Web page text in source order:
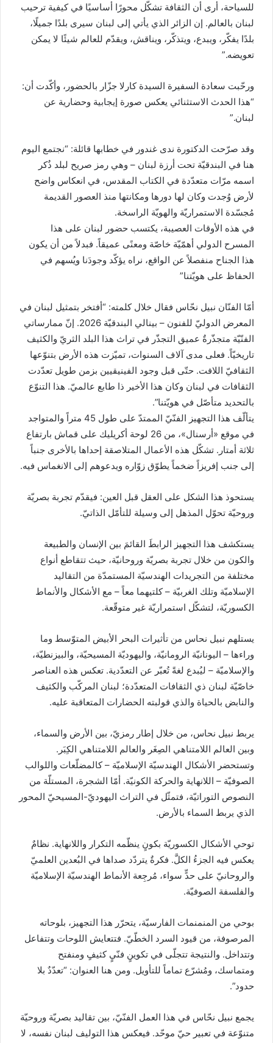
للسياحة، أرى أن الثقافة تشكّل محورًا أساسيًا في كيفية ترحيب
لبنان بالعالم. إن الزائر الذي يأتي إلى لبنان سيرى بلدًا جميلًا،
بلدًا يفكّر، ويبدع، ويتذكّر، ويناقش، ويقدّم للعالم شيئًا لا يمكن
تعويضه.”
ورحّبت سعادة السفيرة السيدة كارلا جزّار بالحضور، وأكّدت أن:
“هذا الحدث الاستثنائي يعكس صورة إيجابية وحضارية عن
لبنان.”
وقد صرّحت الدكتورة ندى غندور في خطابها قائلة: “نجتمع اليوم
هنا في البندقيّة تحت أرزة لبنان – وهي رمز صريح لبلد ذُكر
اسمه مرّات متعدّدة في الكتاب المقدس، في انعكاس واضح
لأرض وُجدت وكان لها دورها ومكانتها منذ العصور القديمة
مُجسّدة الاستمراريّة والهويّة الراسخة.
في هذه الأوقات العصيبة، يكتسب حضور لبنان على هذا
المسرح الدولي أهمّيّة خاصّة ومعنًى عميقاً. فبدلاً من أن يكون
هذا الجناح منفصلاً عن الواقع، نراه يؤكّد وجودَنا ويُسهم في
الحفاظ على هويّتنا”
أمّا الفنّان نبيل نحّاس فقال خلال كلمته: “أفتخر بتمثيل لبنان في
المعرض الدوليّ للفنون – بينالي البندقيّة 2026. إنّ ممارساتي
الفنّيّة متجذّرةٌ عميق التجذّر في تراث هذا البلد الثريّ والكثيف
تاريخيّاً. فعلى مدى آلاف السنوات، تميّزت هذه الأرض بتنوّعها
الثقافيّ اللافت. حتّى قبل وجود الفينيقيين بزمن طويل تعدّدت
الثقافات في لبنان وكان هذا الأخير ذا طابع عالميّ. هذا التنوّع
بالتحديد متأصّل في هويّتنا”.
يتألّف هذا التجهيز الفنّيّ الممتدّ على طول 45 متراً والمتواجد
في موقع «أرسنال»، من 26 لوحة أكريليك على قماش بارتفاع
ثلاثة أمتار. تشكّل هذه الأعمال المتلاصقة إحداها بالأخرى جنباً
إلى جنب إفريزاً ضخماً يطوّق زوّاره ويدعوهم إلى الانغماس فيه.
يستحوذ هذا الشكل على العقل قبل العين: فيقدّم تجربة بصريّة
وروحيّة تحوّل المذهل إلى وسيلة للتأمّل الذاتيّ.
يستكشف هذا التجهيز الرابطَ القائمَ بين الإنسان والطبيعة
والكون من خلال تجربة بصريّة وروحانيّة، حيث تتقاطع أنواع
مختلفة من التجريدات الهندسيّة المستمدّة من التقاليد
الإسلاميّة وتلك الغربيّة – كلتيهما معاً – مع الأشكال والأنماط
الكسوريّة، لتشكّل استمراريّة غير متوقّعة.
يستلهم نبيل نحاس من تأثيرات البحر الأبيض المتوّسط وما
وراءها – اليونانيّة الرومانيّة، واليهوديّة المسيحيّة، والبيزنطيّة،
والإسلاميّة – ليُبدع لغةً تُعبّر عن التعدّدية. تعكس هذه العناصر
خاصّيّة لبنان ذي الثقافات المتعدّدة؛ لبنان المركّب والكثيف
والنابض بالحياة والذي قولبته الحضارات المتعاقبة عليه.
يربط نبيل نحاس، من خلال إطار رمزيّ، بين الأرض والسماء،
وبين العالم اللامتناهي الصِغَر والعالم اللامتناهي الكِبَر.
وتستحضر الأشكال الهندسيّة الإسلاميّة – كالمضلّعات واللوالب
الصوفيّة – اللانهاية والحركة الكونيّة. أمّا الشجرة، المستلّة من
النصوص التوراتيّة، فتمثّل في التراث اليهوديّ-المسيحيّ المحور
الذي يربط السماء بالأرض.
توحي الأشكال الكسوريّة بكونٍ ينظّمه التكرار واللانهاية. نظامٌ
يعكس فيه الجزءُ الكلَّ. فكرةٌ يتردّد صداها في البُعدين العلميّ
والروحانيّ على حدٍّ سواء، مُرجِعة الأنماط الهندسيّة الإسلاميّة
والفلسفة الصوفيّة.
بوحي من المنمنمات الفارسيّة، يتحرّر هذا التجهيز، بلوحاته
المرصوفة، من قيود السرد الخطّيّ. فتتعايش اللوحات وتتفاعل
وتتداخل. والنتيجة تتجلّى في تكوينٍ فنّيٍ كثيفٍ ومنفتح
ومتماسك، ومُشرّع تماماً للتأويل. ومن هنا العنوان: “تعدّدٌ بلا
حدود”.
يجمع نبيل نحّاس في هذا العمل الفنّيّ، بين تقاليد بصريّة وروحيّة
متنوّعة في تعبير حيّ موحّد. فيعكس هذا التوليف لبنان نفسه، لا